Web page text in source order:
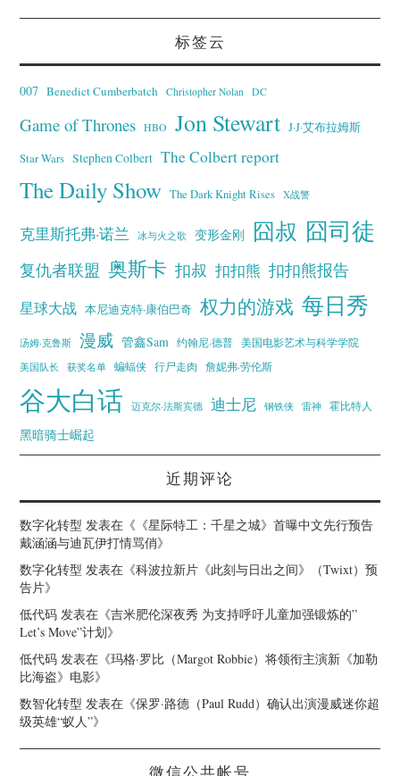
标签云
007 Benedict Cumberbatch Christopher Nolan DC
Game of Thrones HBO Jon Stewart J·J·艾布拉姆斯
Star Wars Stephen Colbert The Colbert report
The Daily Show The Dark Knight Rises X战警
克里斯托弗·诺兰 冰与火之歌 变形金刚 囧叔 囧司徒
复仇者联盟 奥斯卡 扣叔 扣扣熊 扣扣熊报告
星球大战 本尼迪克特·康伯巴奇 权力的游戏 每日秀
汤姆·克鲁斯 漫威 管鑫Sam 约翰尼·德普
美国电影艺术与科学学院
美国队长
获奖名单 蝙蝠侠 行尸走肉 詹妮弗·劳伦斯
谷大白话 迈克尔·法斯宾德 迪士尼 钢铁侠 雷神 霍比特人
黑暗骑士崛起
近期评论
数字化转型 发表在《 《星际特工：千星之城》首曝中文先行预告
戴涵涵与迪瓦伊打情骂俏》
数字化转型 发表在《科波拉新片《此刻与日出之间》（Twixt）预
告片》
低代码 发表在《吉米肥伦深夜秀 为支持呼吁儿童加强锻炼的”
Let’s Move”计划》
低代码 发表在《玛格·罗比（Margot Robbie）将领衔主演新《加勒
比海盗》电影》
数智化转型 发表在《保罗·路德（Paul Rudd）确认出演漫威迷你超
级英雄“蚁人”》
微信公共帐号